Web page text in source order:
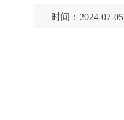
时间：2024-07-05